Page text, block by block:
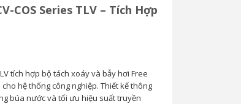
COS Series TLV – Tích Hợp
tích hợp bộ tách xoáy và bẫy hơi Free
hệ thống công nghiệp. Thiết kế thông
búa nước và tối ưu hiệu suất truyền